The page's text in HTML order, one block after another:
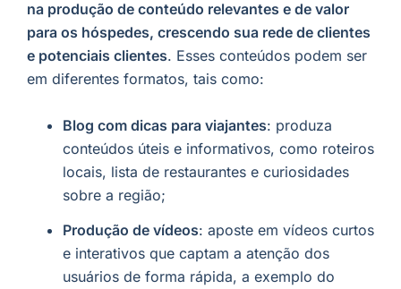
na produção de conteúdo relevantes e de valor
para os hóspedes, crescendo sua rede de clientes
e potenciais clientes. Esses conteúdos podem ser
em diferentes formatos, tais como:
Blog com dicas para viajantes: produza
conteúdos úteis e informativos, como roteiros
locais, lista de restaurantes e curiosidades
sobre a região;
Produção de vídeos: aposte em vídeos curtos
e interativos que captam a atenção dos
usuários de forma rápida, a exemplo do